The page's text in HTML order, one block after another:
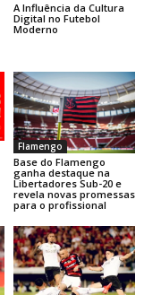
A Influência da Cultura
Digital no Futebol
Moderno
Flamengo
Base do Flamengo
ganha destaque na
Libertadores Sub-20 e
revela novas promessas
para o profissional